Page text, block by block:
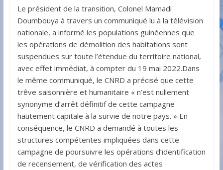
Le président de la transition, Colonel Mamadi
Doumbouya à travers un communiqué lu à la télévision
nationale, a informé les populations guinéennes que
les opérations de démolition des habitations sont
suspendues sur toute l’étendue du territoire national,
avec effet immédiat, à compter du 19 mai 2022.Dans
le même communiqué, le CNRD a précisé que cette
trêve saisonnière et humanitaire « n’est nullement
synonyme d’arrêt définitif de cette campagne
hautement capitale à la survie de notre pays. » En
conséquence, le CNRD a demandé à toutes les
structures compétentes impliquées dans cette
campagne de poursuivre les opérations d’identification
de recensement, de vérification des actes